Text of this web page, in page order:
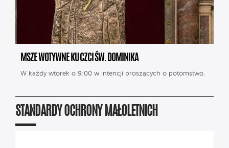
MSZE WOTYWNE KU CZCI ŚW. DOMINIKA
W każdy wtorek o 9:00 w intencji proszących o potomstwo.
STANDARDY OCHRONY MAŁOLETNICH